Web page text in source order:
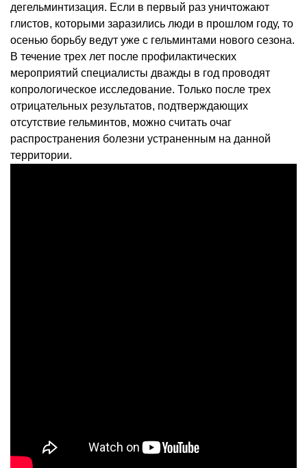
дегельминтизация. Если в первый раз уничтожают
глистов, которыми заразились люди в прошлом году, то
осенью борьбу ведут уже с гельминтами нового сезона.
В течение трех лет после профилактических
мероприятий специалисты дважды в год проводят
копрологическое исследование. Только после трех
отрицательных результатов, подтверждающих
отсутствие гельминтов, можно считать очаг
распространения болезни устраненным на данной
территории.